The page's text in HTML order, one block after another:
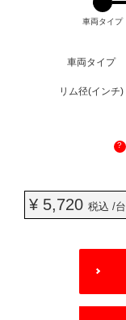
車両タイプ
車両タイプ
リム径(インチ)
?
¥ 5,720 税込 /台
OPTIONS